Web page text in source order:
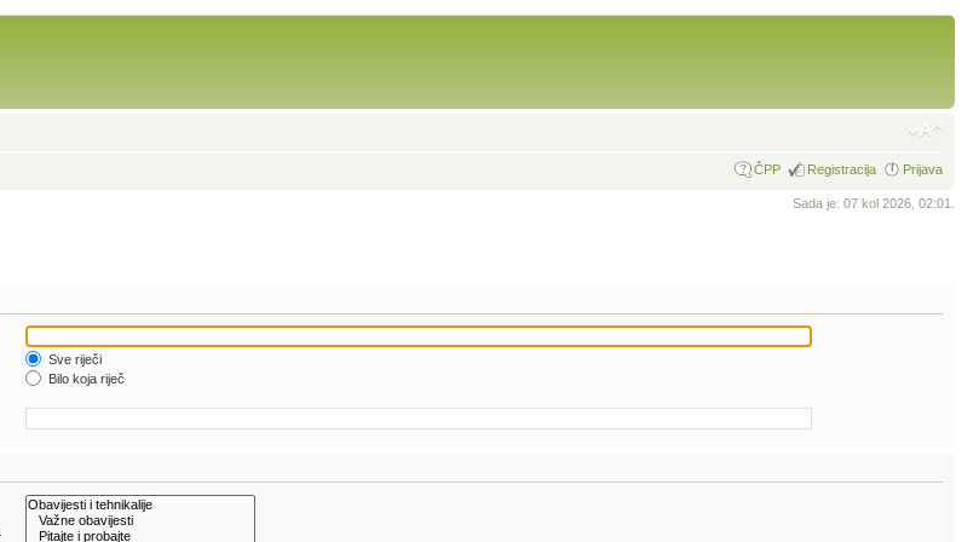
ČPP Registracija Prijava
Sada je: 07 kol 2026, 02:01.
Sve riječi
Bilo koja riječ